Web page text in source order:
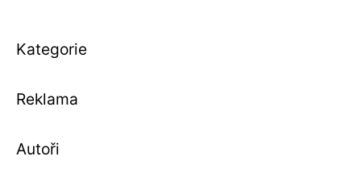
Kategorie
Reklama
Autoři